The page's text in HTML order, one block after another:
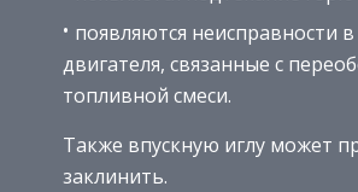
появляются неисправности
двигателя, связанные с
топливной смеси.
Также впускную иглу может
заклинить.